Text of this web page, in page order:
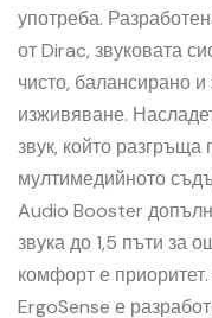
употреба.
от Dirac, звуковата
чисто, балансирано
изживяване.
звук, който
мултимедийното
Audio Booster
звука до 1,5 пъти за
комфорт е
ErgoSense е